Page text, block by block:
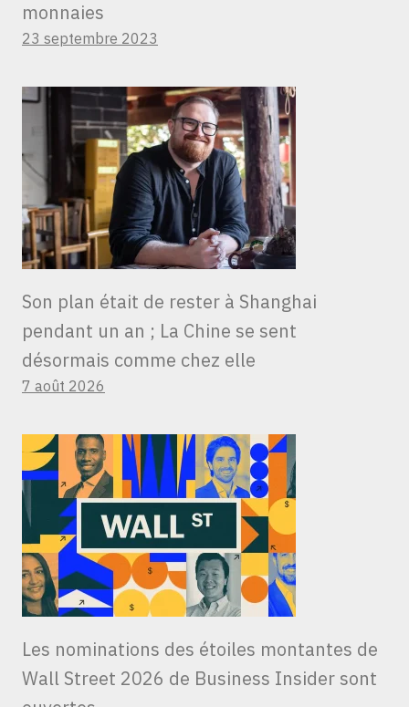
monnaies
23 septembre 2023
Son plan était de rester à Shanghai
pendant un an ; La Chine se sent
désormais comme chez elle
7 août 2026
Les nominations des étoiles montantes de
Wall Street 2026 de Business Insider sont